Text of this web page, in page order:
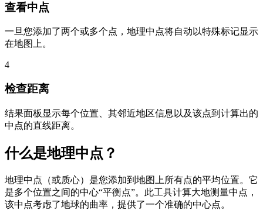
查看中点
一旦您添加了两个或多个点，地理中点将自动以特殊标记显示
在地图上。
4
检查距离
结果面板显示每个位置、其邻近地区信息以及该点到计算出的
中点的直线距离。
什么是地理中点？
地理中点（或质心）是您添加到地图上所有点的平均位置。它
是多个位置之间的中心“平衡点”。此工具计算大地测量中点，
该中点考虑了地球的曲率，提供了一个准确的中心点。